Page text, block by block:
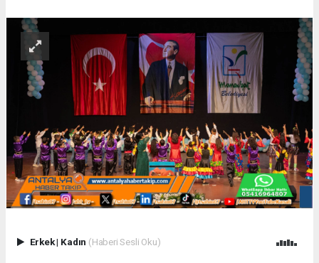
Erkek| Kadın (Haberi Sesli Oku)